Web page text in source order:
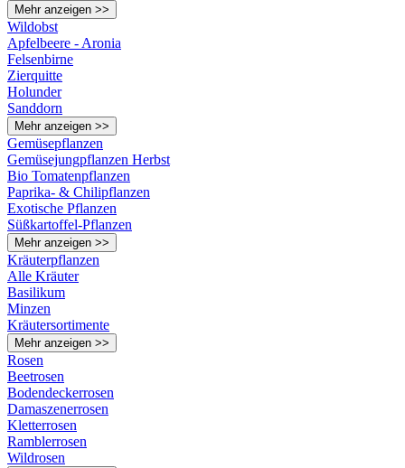
Mehr anzeigen >>
Wildobst
Apfelbeere - Aronia
Felsenbirne
Zierquitte
Holunder
Sanddorn
Mehr anzeigen >>
Gemüsepflanzen
Gemüsejungpflanzen Herbst
Bio Tomatenpflanzen
Paprika- & Chilipflanzen
Exotische Pflanzen
Süßkartoffel-Pflanzen
Mehr anzeigen >>
Kräuterpflanzen
Alle Kräuter
Basilikum
Minzen
Kräutersortimente
Mehr anzeigen >>
Rosen
Beetrosen
Bodendeckerrosen
Damaszenerrosen
Kletterrosen
Ramblerrosen
Wildrosen